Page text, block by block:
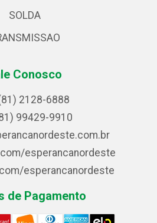
SOLDA
Conosco
2128-6888
99429-9910
esperancanordeste
esperancanordeste
de Pagamento